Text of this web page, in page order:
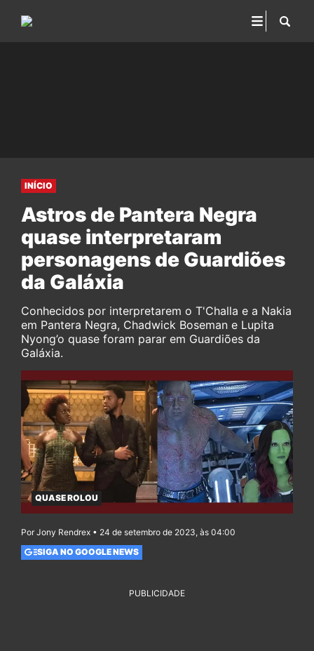
INÍCIO
Astros de Pantera Negra
quase interpretaram
personagens de Guardiões
da Galáxia
Conhecidos por interpretarem o T'Challa e a Nakia
em Pantera Negra, Chadwick Boseman e Lupita
Nyong’o quase foram parar em Guardiões da
Galáxia.
QUASE ROLOU
Por Jony Rendrex • 24 de setembro de 2023, às 04:00
SIGA NO GOOGLE NEWS
PUBLICIDADE